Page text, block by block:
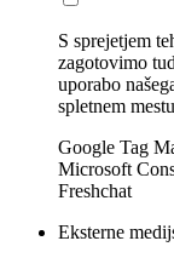
S sprejetjem
zagotovimo
uporabo
spletnem
Google Tag
Microsoft
Freshchat
Eksterne